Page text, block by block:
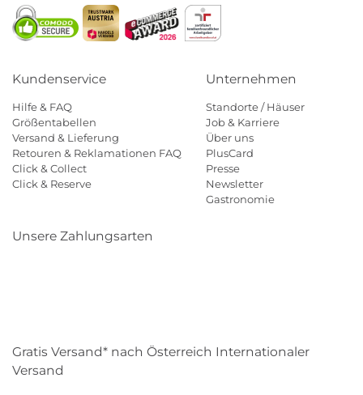
Kundenservice
Hilfe & FAQ
Größentabellen
Versand & Lieferung
Retouren & Reklamationen FAQ
Click & Collect
Click & Reserve
Unternehmen
Standorte / Häuser
Job & Karriere
Über uns
PlusCard
Presse
Newsletter
Gastronomie
Unsere Zahlungsarten
Gratis Versand* nach Österreich Internationaler
Versand